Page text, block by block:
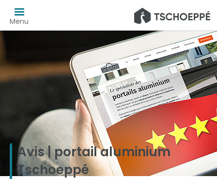
Menu
Avis | portail aluminium
Tschoeppé